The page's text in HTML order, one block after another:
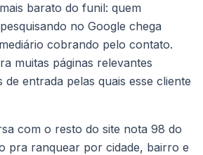
barato do funil: quem
no Google chega
cobrando pelo contato.
muitas páginas relevantes
de entrada pelas quais esse cliente
com o resto do site nota 98 do
pra ranquear por cidade, bairro e